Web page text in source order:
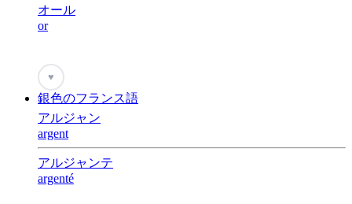
オール
or
♥
銀色のフランス語
アルジャン
argent
アルジャンテ
argenté